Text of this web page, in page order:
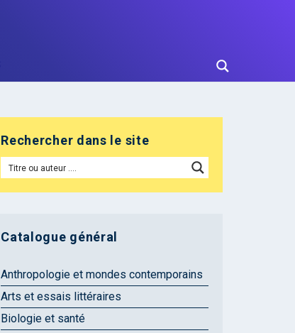
Rechercher dans le site
Catalogue général
Anthropologie et mondes contemporains
Arts et essais littéraires
Biologie et santé